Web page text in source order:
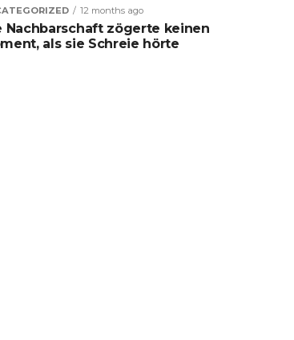
12 months ago
Nachbarschaft zögerte keinen
als sie Schreie hörte